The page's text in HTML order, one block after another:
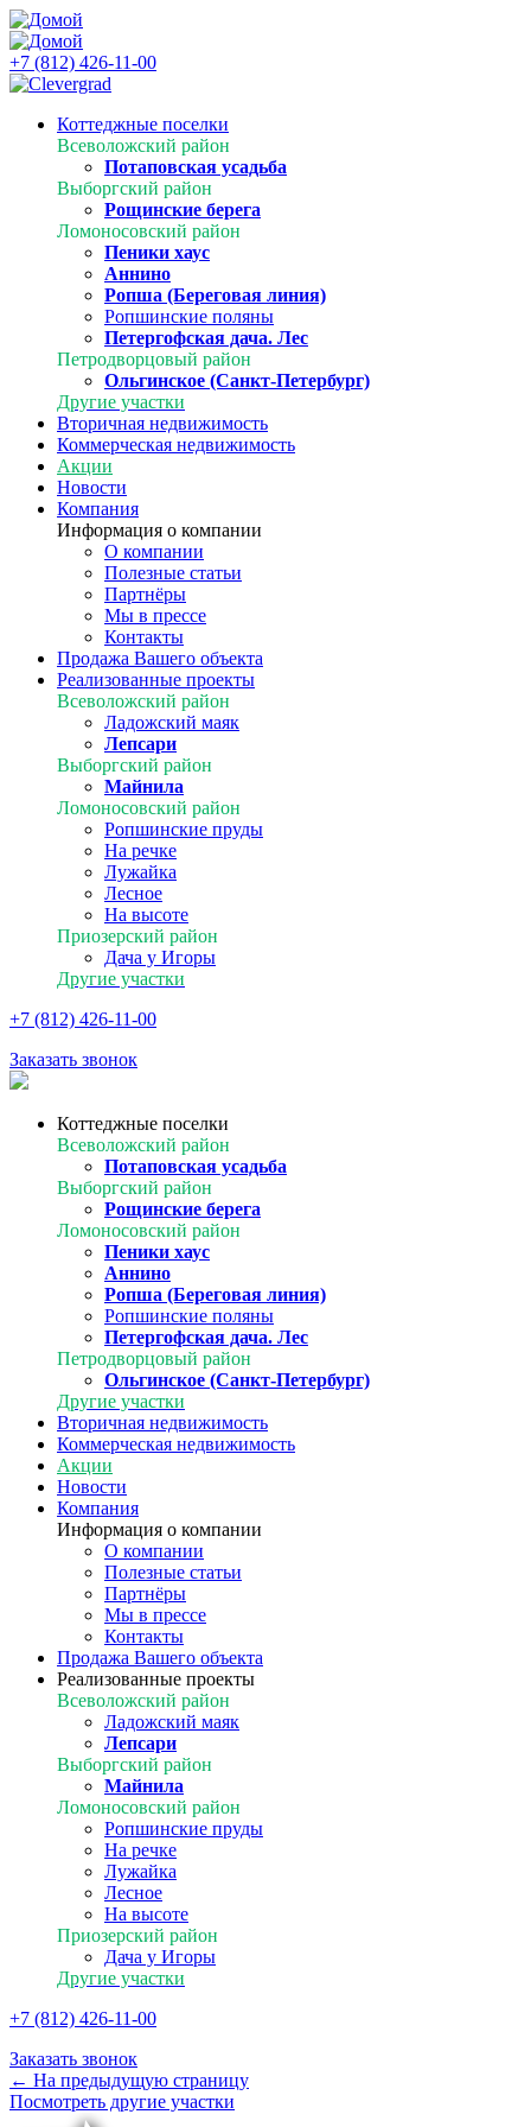
+7 (812) 426-11-00
Коттеджные поселки
Всеволожский район
Потаповская усадьба
Выборгский район
Рощинские берега
Ломоносовский район
Пеники хаус
Аннино
Ропша (Береговая линия)
Ропшинские поляны
Петергофская дача. Лес
Петродворцовый район
Ольгинское (Санкт-Петербург)
Другие участки
Вторичная недвижимость
Коммерческая недвижимость
Акции
Новости
Компания
Информация о компании
О компании
Полезные статьи
Партнёры
Мы в прессе
Контакты
Продажа Вашего объекта
Реализованные проекты
Всеволожский район
Ладожский маяк
Лепсари
Выборгский район
Майнила
Ломоносовский район
Ропшинские пруды
На речке
Лужайка
Лесное
На высоте
Приозерский район
Дача у Игоры
Другие участки
+7 (812) 426-11-00
Заказать звонок
Коттеджные поселки
Всеволожский район
Потаповская усадьба
Выборгский район
Рощинские берега
Ломоносовский район
Пеники хаус
Аннино
Ропша (Береговая линия)
Ропшинские поляны
Петергофская дача. Лес
Петродворцовый район
Ольгинское (Санкт-Петербург)
Другие участки
Вторичная недвижимость
Коммерческая недвижимость
Акции
Новости
Компания
Информация о компании
О компании
Полезные статьи
Партнёры
Мы в прессе
Контакты
Продажа Вашего объекта
Реализованные проекты
Всеволожский район
Ладожский маяк
Лепсари
Выборгский район
Майнила
Ломоносовский район
Ропшинские пруды
На речке
Лужайка
Лесное
На высоте
Приозерский район
Дача у Игоры
Другие участки
+7 (812) 426-11-00
Заказать звонок
← На предыдущую страницу
Посмотреть другие участки